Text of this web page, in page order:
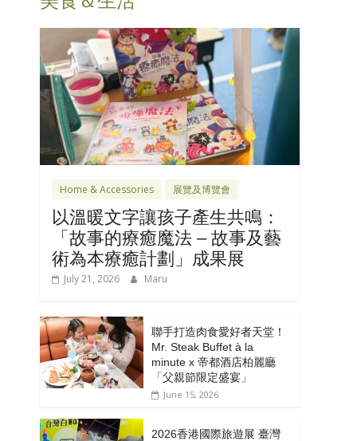
Home & Accessories 展覽及博覽會
以溫暖文字讓孩子產生共鳴：
「故事的療癒魔法 – 故事及藝
術為本療癒計劃」成果展
July 21, 2026 Maru
聯手打造肉食愛好者天堂！
Mr. Steak Buffet à la
minute x 帝都酒店柏麗廳
「⽗親節限定盛宴」
June 15, 2026
2026香港國際旅遊展 臺灣